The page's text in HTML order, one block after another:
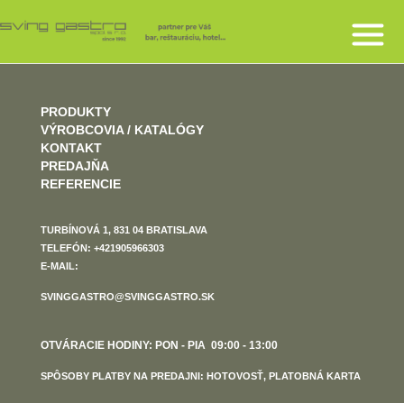
PRODUKTY
VÝROBCOVIA / KATALÓGY
KONTAKT
PREDAJŇA
REFERENCIE
TURBÍNOVÁ 1, 831 04 BRATISLAVA
TELEFÓN: +421905966303
E-MAIL:
SVINGGASTRO@SVINGGASTRO.SK
OTVÁRACIE HODINY: PON - PIA 09:00 - 13:00
SPÔSOBY PLATBY NA PREDAJNI: HOTOVOSŤ, PLATOBNÁ KARTA